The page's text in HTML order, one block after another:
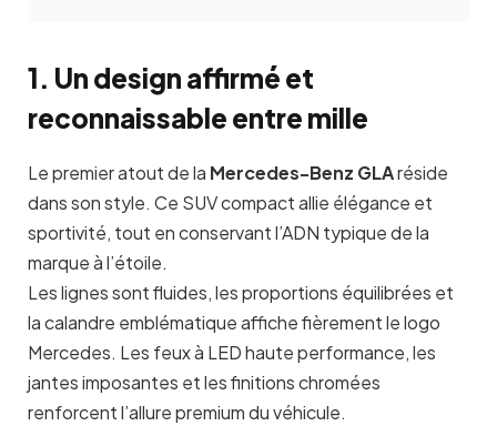
1. Un design affirmé et
reconnaissable entre mille
Le premier atout de la Mercedes-Benz GLAréside
dans son style. Ce SUV compact allie élégance et
sportivité, tout en conservant l’ADN typique de la
marque à l’étoile.
Les lignes sont fluides, les proportions équilibrées et
la calandre emblématique affiche fièrement le logo
Mercedes. Les feux à LED haute performance, les
jantes imposantes et les finitions chromées
renforcent l’allure premium du véhicule.